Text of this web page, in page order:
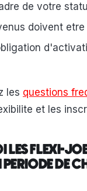
de votre
doivent etre
les questions
et les
LES FLEXI-
PERIODE DE